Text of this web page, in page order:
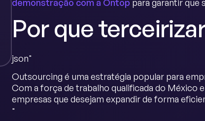
demonstração com a Ontop para garantir que
Por que
json"
Outsourcing é uma estratégia popular para
Com a força de trabalho qualificada do México
empresas que desejam expandir de forma
"